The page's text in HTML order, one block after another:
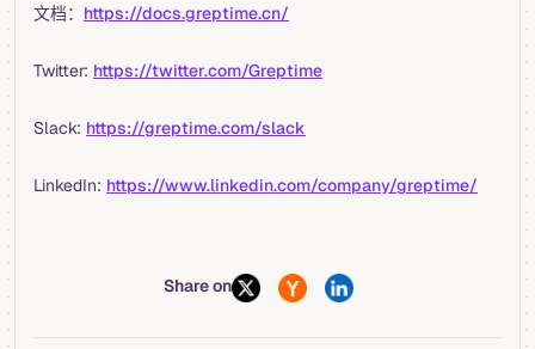
文档： https://docs.greptime.cn/
Twitter: https://twitter.com/Greptime
Slack: https://greptime.com/slack
LinkedIn: https://www.linkedin.com/company/greptime/
Share on